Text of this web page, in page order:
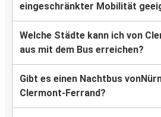
eingeschränkter Mobilität
Welche Städte kann ich von
aus mit dem Bus erreichen?
Gibt es einen Nachtbus
Clermont-Ferrand?